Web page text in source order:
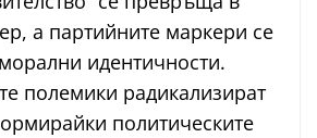
а партийните маркери се
идентичности.
полемики радикализират
политическите